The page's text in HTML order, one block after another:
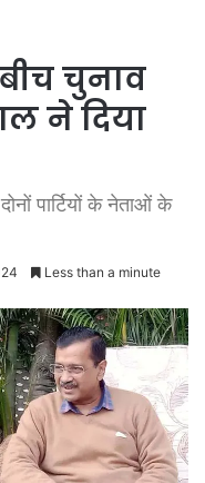
चुनाव
ने दिया
पार्टियों के नेताओं के
Less than a minute